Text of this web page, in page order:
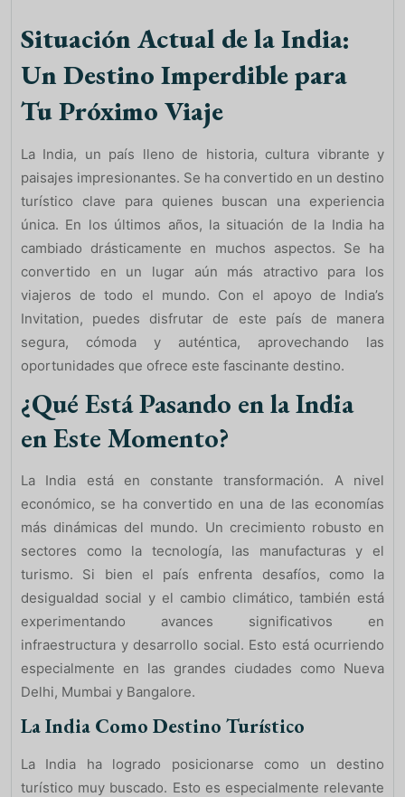
Situación Actual de la India:
Un Destino Imperdible para
Tu Próximo Viaje
La India, un país lleno de historia, cultura vibrante y
paisajes impresionantes. Se ha convertido en un destino
turístico clave para quienes buscan una experiencia
única. En los últimos años, la situación de la India ha
cambiado drásticamente en muchos aspectos. Se ha
convertido en un lugar aún más atractivo para los
viajeros de todo el mundo. Con el apoyo de India’s
Invitation, puedes disfrutar de este país de manera
segura, cómoda y auténtica, aprovechando las
oportunidades que ofrece este fascinante destino.
¿Qué Está Pasando en la India
en Este Momento?
La India está en constante transformación. A nivel
económico, se ha convertido en una de las economías
más dinámicas del mundo. Un crecimiento robusto en
sectores como la tecnología, las manufacturas y el
turismo. Si bien el país enfrenta desafíos, como la
desigualdad social y el cambio climático, también está
experimentando avances significativos en
infraestructura y desarrollo social. Esto está ocurriendo
especialmente en las grandes ciudades como Nueva
Delhi, Mumbai y Bangalore.
La India Como Destino Turístico
La India ha logrado posicionarse como un destino
turístico muy buscado. Esto es especialmente relevante